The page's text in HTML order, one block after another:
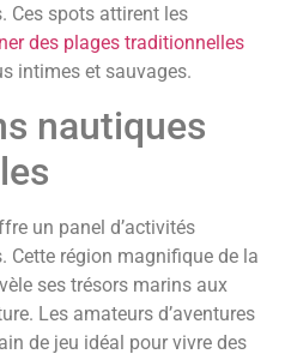
Ces spots attirent les
des plages traditionnelles
intimes et sauvages.
nautiques
un panel d’activités
Cette région magnifique de la
ses trésors marins aux
Les amateurs d’aventures
de jeu idéal pour vivre des